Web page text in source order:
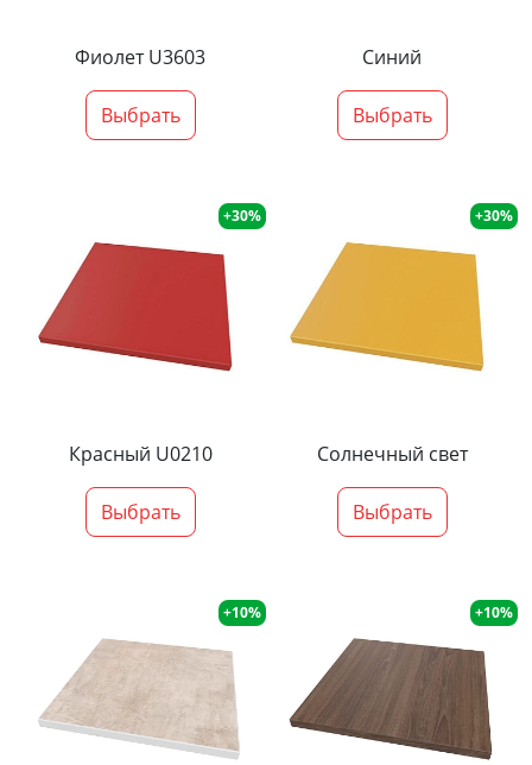
Фиолет U3603
Выбрать
Синий
Выбрать
+30%
Красный U0210
Выбрать
+30%
Солнечный свет
Выбрать
+10% +10%